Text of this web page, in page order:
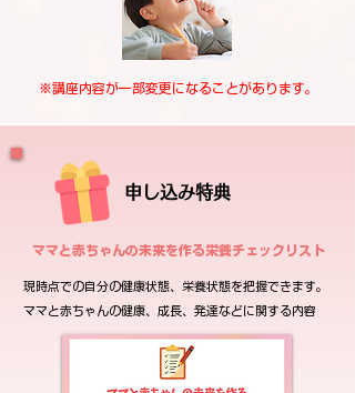
※講座内容が一部変更になることがあります。
申し込み特典
ママと赤ちゃんの未来を作る栄養チェックリスト
現時点での自分の健康状態、栄養状態を把握できます。
ママと赤ちゃんの健康、成長、発達などに関する内容